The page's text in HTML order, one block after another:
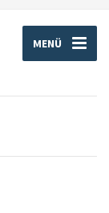
MENÜ